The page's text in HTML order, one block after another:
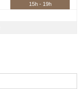
15h - 19h